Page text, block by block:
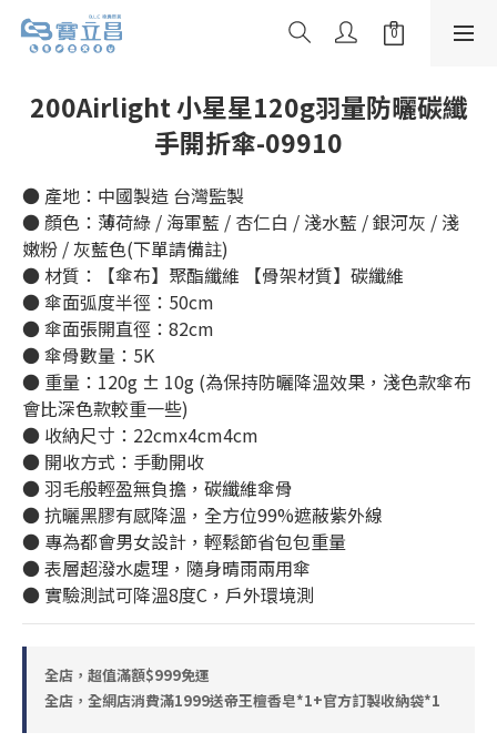
200Airlight 小星星120g羽量防曬碳纖
手開折傘-09910
● 產地：中國製造 台灣監製
● 顏色：薄荷綠 / 海軍藍 / 杏仁白 / 淺水藍 / 銀河灰 / 淺
嫩粉 / 灰藍色(下單請備註)
● 材質：【傘布】聚酯纖維 【骨架材質】碳纖維
● 傘面弧度半徑：50cm
● 傘面張開直徑：82cm
● 傘骨數量：5K
● 重量：120g ± 10g (為保持防曬降溫效果，淺色款傘布
會比深色款較重一些)
● 收納尺寸：22cmx4cm4cm
● 開收方式：手動開收
● 羽毛般輕盈無負擔，碳纖維傘骨
● 抗曬黑膠有感降溫，全方位99%遮蔽紫外線
● 專為都會男女設計，輕鬆節省包包重量
● 表層超潑水處理，隨身晴雨兩用傘
● 實驗測試可降溫8度C，戶外環境測
全店，超值滿額$999免運
全店，全網店消費滿1999送帝王檀香皂*1+官方訂製收納袋*1